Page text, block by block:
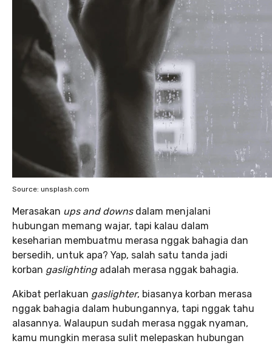
Source: unsplash.com
Merasakan ups and downsdalam menjalani
hubungan memang wajar, tapi kalau dalam
keseharian membuatmu merasa nggak bahagia dan
bersedih, untuk apa? Yap, salah satu tanda jadi
korban gaslighting adalah merasa nggak bahagia.
Akibat perlakuan gaslighter, biasanya korban merasa
nggak bahagia dalam hubungannya, tapi nggak tahu
alasannya. Walaupun sudah merasa nggak nyaman,
kamu mungkin merasa sulit melepaskan hubungan